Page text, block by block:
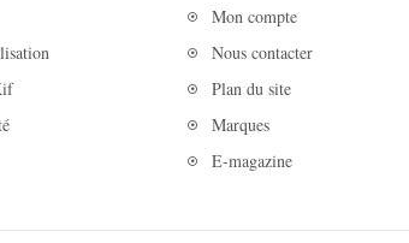
Mon compte
Nous contacter
Plan du site
Marques
E-magazine